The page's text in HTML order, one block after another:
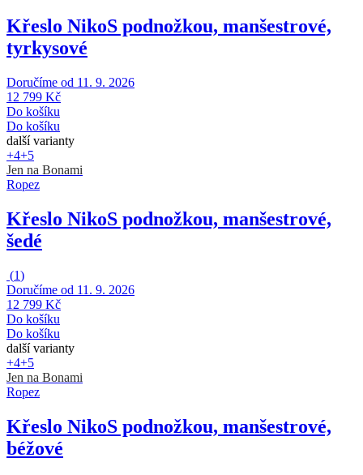
Křeslo NikoS podnožkou, manšestrové,
tyrkysové
Doručíme od 11. 9. 2026
12 799 Kč
Do košíku
Do košíku
další varianty
+4+5
Jen na Bonami
Ropez
Křeslo NikoS podnožkou, manšestrové,
šedé
(1)
Doručíme od 11. 9. 2026
12 799 Kč
Do košíku
Do košíku
další varianty
+4+5
Jen na Bonami
Ropez
Křeslo NikoS podnožkou, manšestrové,
béžové